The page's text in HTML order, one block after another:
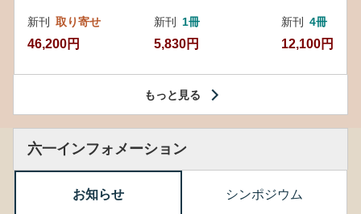
新刊 取り寄せ
46,200円
新刊 1冊
5,830円
新刊 4冊
12,100円
もっと見る
六一インフォメーション
お知らせ シンポジウム